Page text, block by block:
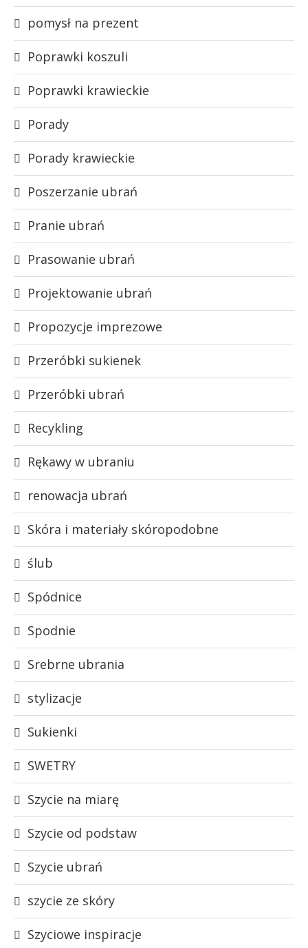
pomysł na prezent
Poprawki koszuli
Poprawki krawieckie
Porady
Porady krawieckie
Poszerzanie ubrań
Pranie ubrań
Prasowanie ubrań
Projektowanie ubrań
Propozycje imprezowe
Przeróbki sukienek
Przeróbki ubrań
Recykling
Rękawy w ubraniu
renowacja ubrań
Skóra i materiały skóropodobne
ślub
Spódnice
Spodnie
Srebrne ubrania
stylizacje
Sukienki
SWETRY
Szycie na miarę
Szycie od podstaw
Szycie ubrań
szycie ze skóry
Szyciowe inspiracje